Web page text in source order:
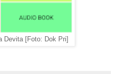
Devita [Foto: Dok Pri]